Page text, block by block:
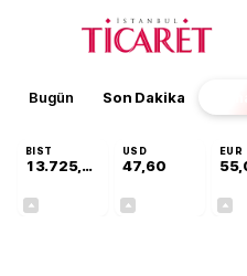
Bugün Son Dakika
BIST
13.725,19
USD
47,60
EUR